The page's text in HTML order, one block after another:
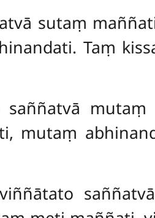
sutaṃ
Taṃ
mutaṃ